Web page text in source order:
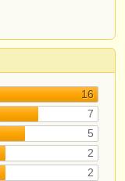
16
7
5
2
2